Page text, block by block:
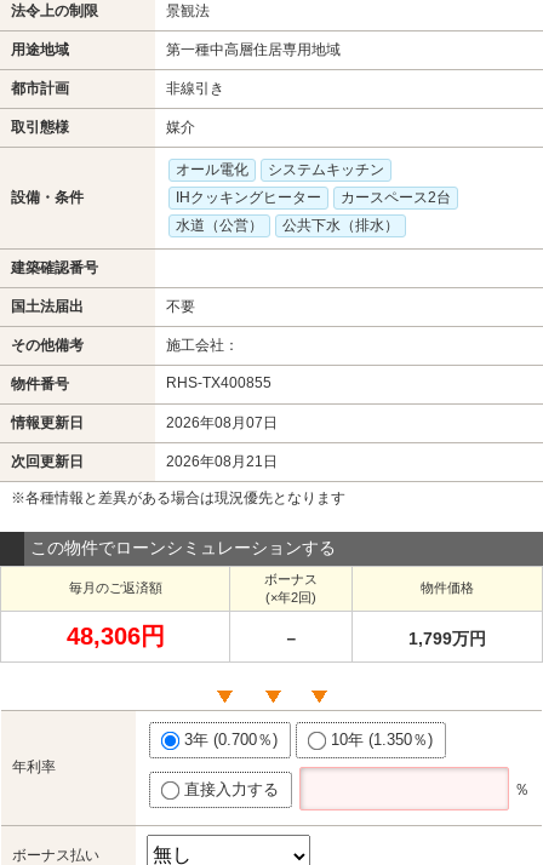
法令上の制限 景観法
用途地域 第一種中高層住居専用地域
都市計画 非線引き
取引態様 媒介
設備・条件
オール電化
システムキッチン
IHクッキングヒーター
カースペース2台
水道（公営）
公共下水（排水）
建築確認番号
国土法届出 不要
その他備考 施工会社：
物件番号 RHS-TX400855
情報更新日 2026年08月07日
次回更新日 2026年08月21日
※各種情報と差異がある場合は現況優先となります
この物件でローンシミュレーションする
毎月のご返済額
ボーナス
(×年2回)
物件価格
48,306円 － 1,799万円
年利率
3年 (0.700％) 10年 (1.350％)
直接入力する ％
ボーナス払い